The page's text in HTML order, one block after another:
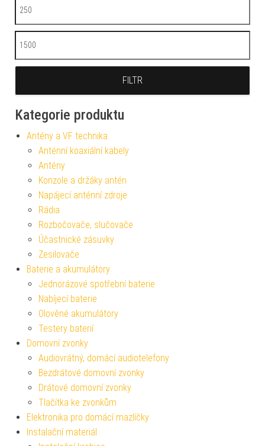
Minimální cena
Maximální cena
FILTR
Kategorie produktu
Antény a VF technika
Anténní koaxiální kabely
Antény
Konzole a držáky antén
Napájecí anténní zdroje
Rádia
Rozbočovače, slučovače
Účastnické zásuvky
Zesilovače
Baterie a akumulátory
Jednorázové spotřební baterie
Nabíjecí baterie
Olověné akumulátory
Testery baterií
Domovní zvonky
Audiovrátný, domácí audiotelefony
Bezdrátové domovní zvonky
Drátové domovní zvonky
Tlačítka ke zvonkům
Elektronika pro domácí mazlíčky
Instalační materiál